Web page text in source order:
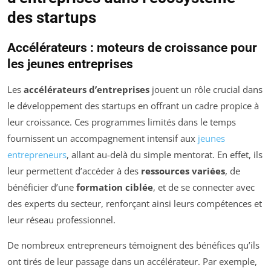
des startups
Accélérateurs : moteurs de croissance pour
les jeunes entreprises
Les accélérateurs d’entreprises jouent un rôle crucial dans
le développement des startups en offrant un cadre propice à
leur croissance. Ces programmes limités dans le temps
fournissent un accompagnement intensif aux jeunes
entrepreneurs, allant au-delà du simple mentorat. En effet, ils
leur permettent d’accéder à des ressources variées, de
bénéficier d’une formation ciblée, et de se connecter avec
des experts du secteur, renforçant ainsi leurs compétences et
leur réseau professionnel.
De nombreux entrepreneurs témoignent des bénéfices qu’ils
ont tirés de leur passage dans un accélérateur. Par exemple,